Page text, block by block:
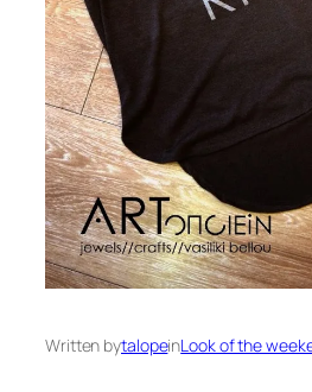
Written bytalopeinLook of the